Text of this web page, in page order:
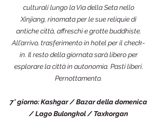
culturali lungo la Via della Seta nello
Xinjiang, rinomata per le sue reliquie di
antiche città, affreschi e grotte buddhiste.
All’arrivo, trasferimento in hotel per il check-
in. Il resto della giornata sarà libero per
esplorare la città in autonomia. Pasti liberi.
Pernottamento.
7° giorno: Kashgar / Bazar della domenica
/ Lago Bulongkol / Taxkorgan